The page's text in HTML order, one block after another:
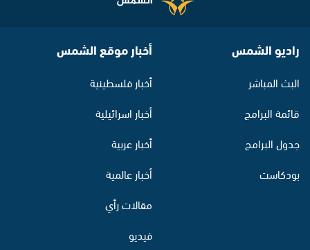
راديو الشمس
البث المباشر
قائمة البرامج
جدول البرامج
بودكاست
أخبار موقع الشمس
أخبار فلسطينية
أخبار اسرائيلية
أخبار عربية
أخبار عالمية
مقالات رأي
فيديو